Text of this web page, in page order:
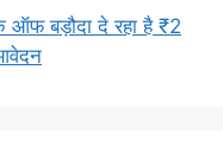
बड़ौदा दे रहा है ₹2